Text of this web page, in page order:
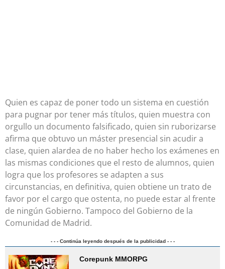
Quien es capaz de poner todo un sistema en cuestión
para pugnar por tener más títulos, quien muestra con
orgullo un documento falsificado, quien sin ruborizarse
afirma que obtuvo un máster presencial sin acudir a
clase, quien alardea de no haber hecho los exámenes en
las mismas condiciones que el resto de alumnos, quien
logra que los profesores se adapten a sus
circunstancias, en definitiva, quien obtiene un trato de
favor por el cargo que ostenta, no puede estar al frente
de ningún Gobierno. Tampoco del Gobierno de la
Comunidad de Madrid.
- - - Continúa leyendo después de la publicidad - - -
Corepunk MMORPG